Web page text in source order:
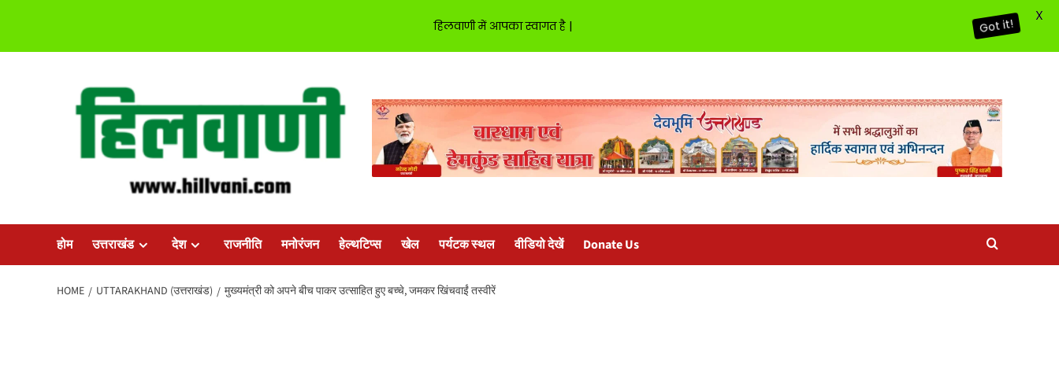
होम उत्तराखंड देश राजनीति मनोरंजन हेल्थटिप्स खेल पर्यटक स्थल वीडियो देखें Donate Us
HOME UTTARAKHAND (उत्तराखंड) मुख्यमंत्री को अपने बीच पाकर उत्साहित हुए बच्चे, जमकर खिंचवाईं तस्वीरें
हिलवाणी में आपका स्वागत है | Got it!
X